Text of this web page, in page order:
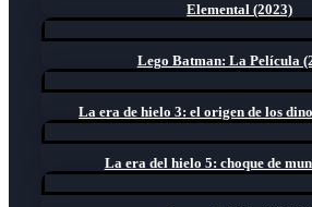
Elemental (2023)
Lego Batman: La Película
La era de hielo 3: el origen de los
La era del hielo 5: choque de